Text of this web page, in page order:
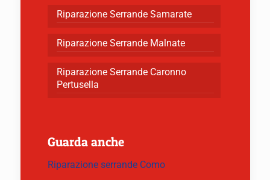
Riparazione Serrande Samarate
Riparazione Serrande Malnate
Riparazione Serrande Caronno
Pertusella
Guarda anche
Riparazione serrande Como